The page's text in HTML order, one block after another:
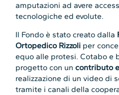
amputazioni ad avere
tecnologiche ed evolute.
Il Fondo è stato creato dalla
Ortopedico Rizzoli per
equo alle protesi. Cotabo e
progetto con uncontributo
realizzazione di un video di
tramite i canali della